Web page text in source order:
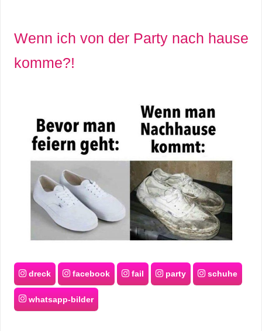
Wenn ich von der Party nach hause
komme?!
dreck facebook fail party schuhe
whatsapp-bilder